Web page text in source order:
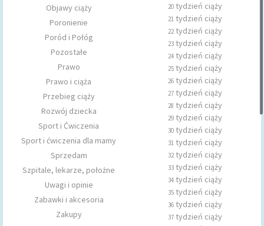
Objawy ciąży
Poronienie
Poród i Połóg
Pozostałe
Prawo
Prawo i ciąża
Przebieg ciąży
Rozwój dziecka
Sport i Ćwiczenia
Sport i ćwiczenia dla mamy
Sprzedam
Szpitale, lekarze, położne
Uwagi i opinie
Zabawki i akcesoria
Zakupy
20 tydzień ciąży
21 tydzień ciąży
22tydzień ciąży
23 tydzień ciąży
24 tydzień ciąży
25 tydzień ciąży
26 tydzień ciąży
27 tydzień ciąży
28 tydzień ciąży
29 tydzień ciąży
30 tydzień ciąży
31 tydzień ciąży
32tydzień ciąży
33 tydzień ciąży
34 tydzień ciąży
35 tydzień ciąży
36 tydzień ciąży
37 tydzień ciąży